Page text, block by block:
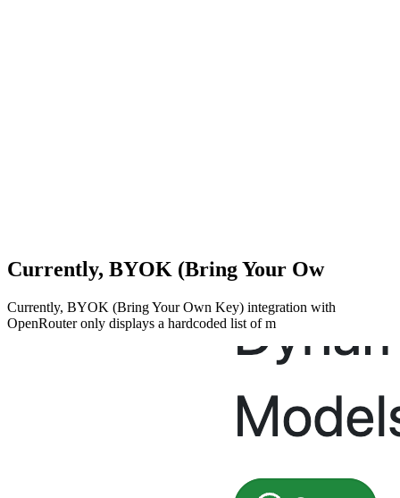
Currently, BYOK (Bring Your Ow
Currently, BYOK (Bring Your Own Key) integration with
OpenRouter only displays a hardcoded list of m